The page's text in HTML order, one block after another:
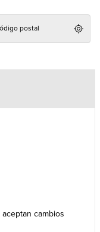
aceptan cambios